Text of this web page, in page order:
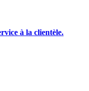
à la clientèle.